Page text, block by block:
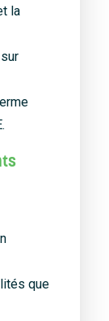
la
que